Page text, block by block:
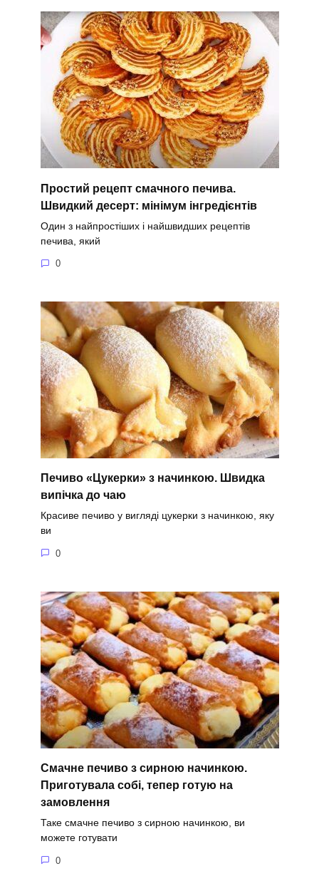
Простий рецепт смачного печива.
Швидкий десерт: мінімум інгредієнтів
Один з найпростіших і найшвидших рецептів
печива, який
0
Печиво «Цукерки» з начинкою. Швидка
випічка до чаю
Красиве печиво у вигляді цукерки з начинкою, яку
ви
0
Смачне печиво з сирною начинкою.
Приготувала собі, тепер готую на
замовлення
Таке смачне печиво з сирною начинкою, ви
можете готувати
0